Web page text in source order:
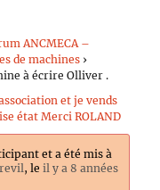
ANCMECA –
de machines ›
à écrire Olliver .
et je vends
état Merci ROLAND
et a été mis à
, le il y a 8 années